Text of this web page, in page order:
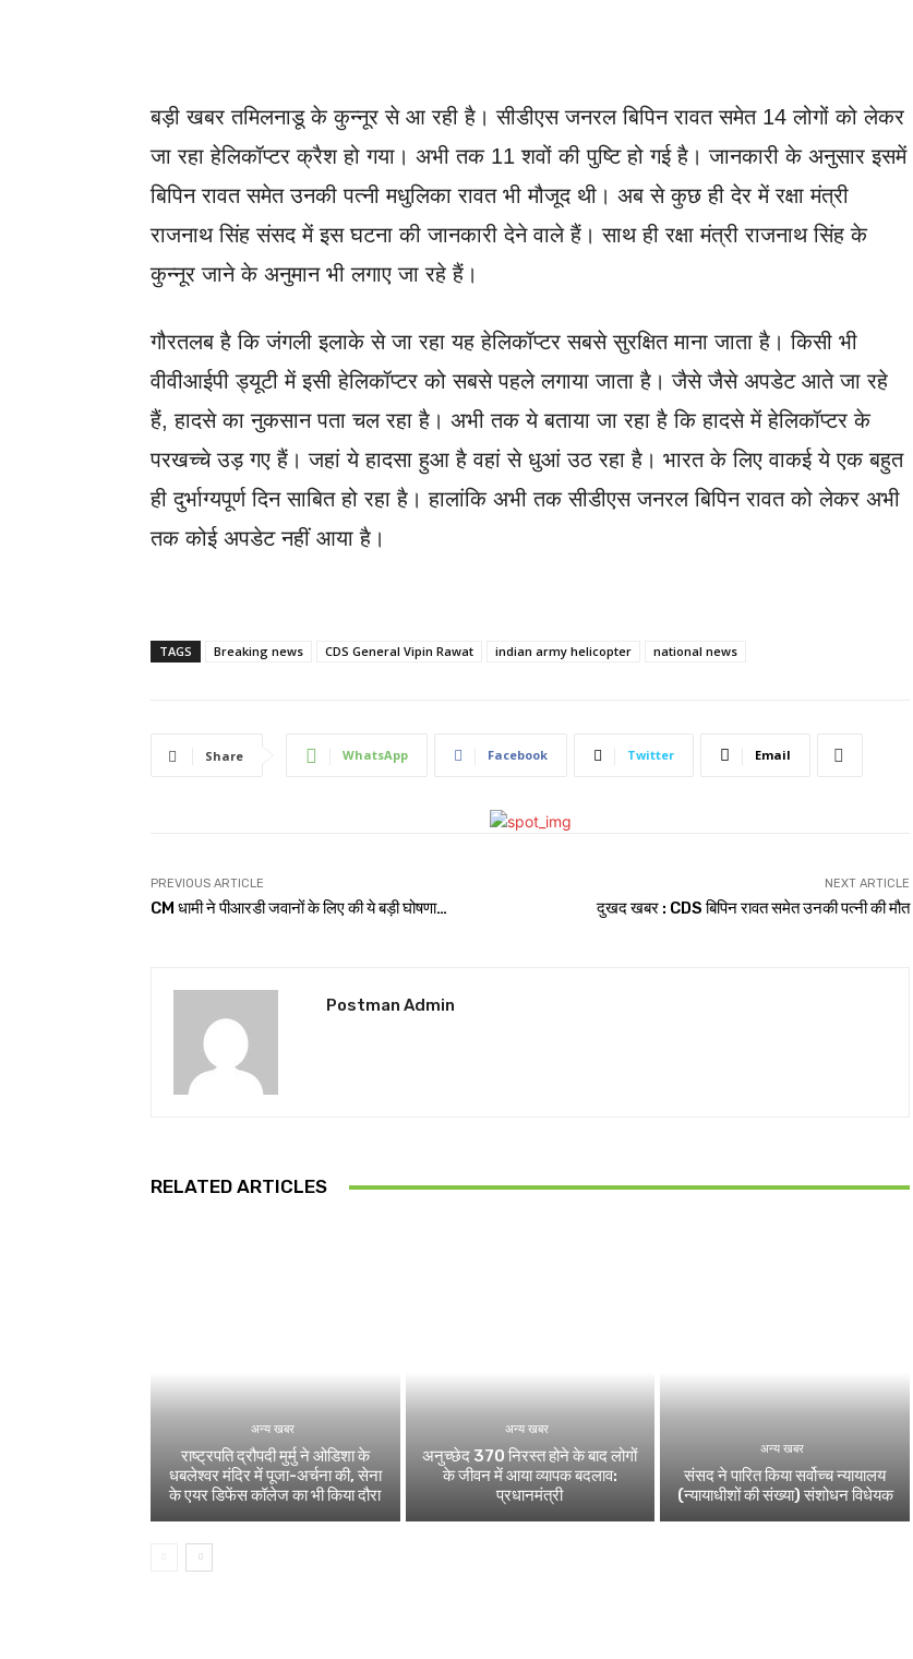
बड़ी खबर तमिलनाडू के कुन्नूर से आ रही है। सीडीएस जनरल बिपिन रावत समेत 14 लोगों को लेकर
जा रहा हेलिकॉप्टर क्रैश हो गया। अभी तक 11 शवों की पुष्टि हो गई है। जानकारी के अनुसार इसमें
बिपिन रावत समेत उनकी पत्नी मधुलिका रावत भी मौजूद थी। अब से कुछ ही देर में रक्षा मंत्री
राजनाथ सिंह संसद में इस घटना की जानकारी देने वाले हैं। साथ ही रक्षा मंत्री राजनाथ सिंह के
कुन्नूर जाने के अनुमान भी लगाए जा रहे हैं।
गौरतलब है कि जंगली इलाके से जा रहा यह हेलिकॉप्टर सबसे सुरक्षित माना जाता है। किसी भी
वीवीआईपी ड्यूटी में इसी हेलिकॉप्टर को सबसे पहले लगाया जाता है। जैसे जैसे अपडेट आते जा रहे
हैं, हादसे का नुकसान पता चल रहा है। अभी तक ये बताया जा रहा है कि हादसे में हेलिकॉप्टर के
परखच्चे उड़ गए हैं। जहां ये हादसा हुआ है वहां से धुआं उठ रहा है। भारत के लिए वाकई ये एक बहुत
ही दुर्भाग्यपूर्ण दिन साबित हो रहा है। हालांकि अभी तक सीडीएस जनरल बिपिन रावत को लेकर अभी
तक कोई अपडेट नहीं आया है।
TAGS Breaking news CDS General Vipin Rawat indian army helicopter national news
Share WhatsApp Facebook Twitter Email
PREVIOUS ARTICLE
CM धामी ने पीआरडी जवानों के लिए की ये बड़ी घोषणा…
NEXT ARTICLE
दुखद खबर : CDS बिपिन रावत समेत उनकी पत्नी की मौत
Postman Admin
RELATED ARTICLES
अन्य खबर
राष्ट्रपति द्रौपदी मुर्मु ने ओडिशा के
धबलेश्वर मंदिर में पूजा-अर्चना की, सेना
के एयर डिफेंस कॉलेज का भी किया दौरा
अन्य खबर
अनुच्छेद 370 निरस्त होने के बाद लोगों
के जीवन में आया व्यापक बदलाव:
प्रधानमंत्री
अन्य खबर
संसद ने पारित किया सर्वोच्च न्यायालय
(न्यायाधीशों की संख्या) संशोधन विधेयक